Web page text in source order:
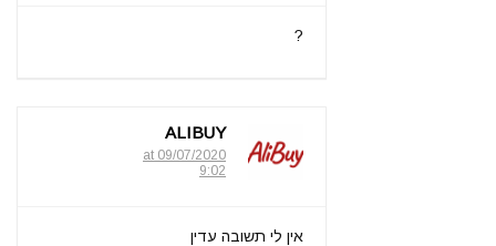
?
ALIBUY
09/07/2020 at
9:02
אין לי תשובה עדין